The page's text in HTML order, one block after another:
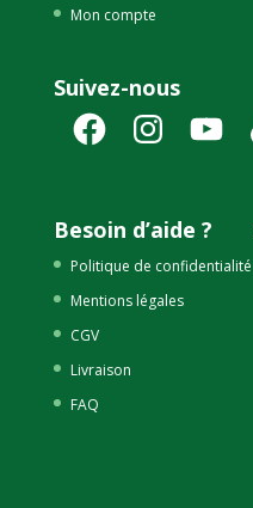
Mon compte
Suivez-nous
FacebookInstagramYouTube
Besoin d’aide ?
Politique de confidentialité
Mentions légales
CGV
Livraison
FAQ